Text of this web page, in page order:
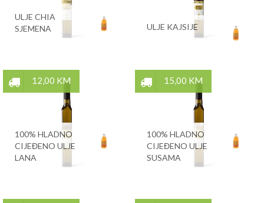
ULJE CHIA
SJEMENA
ULJE KAJSIJE
12,00 KM
100% HLADNO
CIJEĐENO ULJE
LANA
15,00 KM
100% HLADNO
CIJEĐENO ULJE
SUSAMA